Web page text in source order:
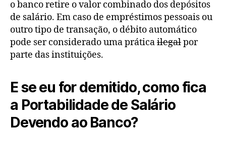
o banco retire o valor combinado dos depósitos
de salário. Em caso de empréstimos pessoais ou
outro tipo de transação, o débito automático
pode ser considerado uma práticailegalpor
parte das instituições.
E se eu for demitido, como fica
a Portabilidade de Salário
Devendo ao Banco?